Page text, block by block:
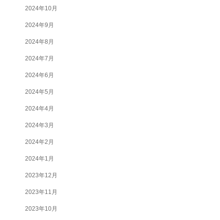
2024年10月
2024年9月
2024年8月
2024年7月
2024年6月
2024年5月
2024年4月
2024年3月
2024年2月
2024年1月
2023年12月
2023年11月
2023年10月